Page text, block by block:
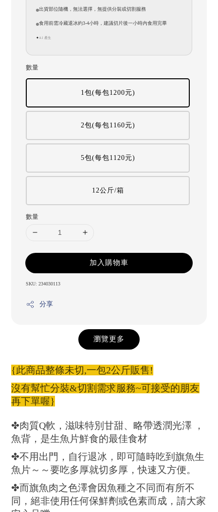
出貨部位隨機，無法選擇，無提供分裝或切割服務
食用前需冷藏退冰約3-4小時，建議切片後一小時內食用完畢
✦AI 產生
數量
1包(每包1200元)
2包(每包1160元)
5包(每包1120元)
12公斤/箱
數量
加入購物車
SKU: 234030113
分享
瀏覽更多
{此商品整條未切,一包2公斤販售!
沒有幫忙分裝&切割需求服務~可接受的朋友
再下單喔}
✤肉質Q軟，滋味特別甘甜、略帶透潤光澤 ，
魚背，是生魚片鮮食的最佳食材
✤不用出門，自行退冰，即可隨時吃到旗魚生
魚片～～要吃多厚就切多厚，快速又方便。
✤而旗魚肉之色澤會因魚種之不同而有所不
同，絕非使用任何保鮮劑或色素而成，請大家